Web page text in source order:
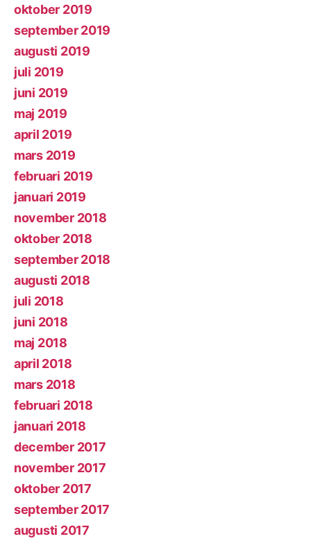
oktober 2019
september 2019
augusti 2019
juli 2019
juni 2019
maj 2019
april 2019
mars 2019
februari 2019
januari 2019
november 2018
oktober 2018
september 2018
augusti 2018
juli 2018
juni 2018
maj 2018
april 2018
mars 2018
februari 2018
januari 2018
december 2017
november 2017
oktober 2017
september 2017
augusti 2017